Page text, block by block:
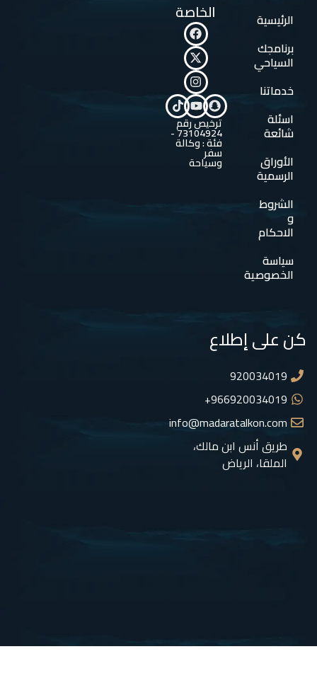
الرئيسية
برنامجك
السياحي
خدماتنا
اسئلة
شائعة
الأوراق
الرسمية
الشروط
و
الاحكام
سياسة
الخصوصية
الخاصة
ترخيص رقم
73104924 -
فئة : وكالة
سفر
وسياحة
كن على إطلاع
920034019
966920034019+
info@madaratalkon.com
طريق أنس ابن مالك،
الملقا، الرياض